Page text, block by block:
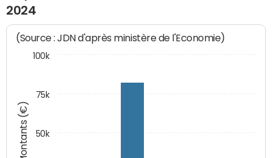
2024
Montants (€)
(Source : JDN d'après ministère de l'Economie)
100k
50k
75k